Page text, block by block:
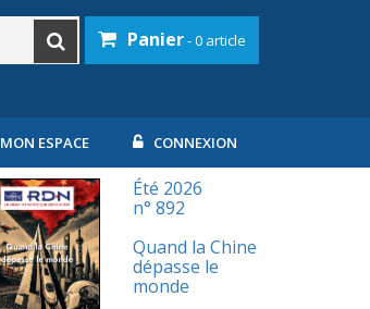
Panier- 0 article
MON ESPACE CONNEXION
Été 2026
n° 892
Quand la Chine
dépasse le
monde